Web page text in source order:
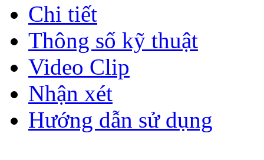
Chi tiết
Thông số kỹ thuật
Video Clip
Nhận xét
Hướng dẫn sử dụng